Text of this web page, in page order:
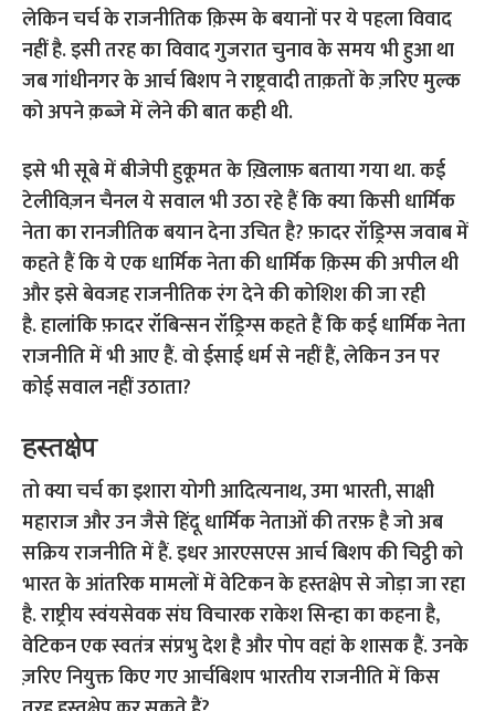
लेकिन चर्च के राजनीतिक क़िस्म के बयानों पर ये पहला विवाद
नहीं है. इसी तरह का विवाद गुजरात चुनाव के समय भी हुआ था
जब गांधीनगर के आर्च बिशप ने राष्ट्रवादी ताक़तों के ज़रिए मुल्क
को अपने क़ब्ज़े में लेने की बात कही थी.
इसे भी सूबे में बीजेपी हुकूमत के ख़िलाफ़ बताया गया था.कई
टेलीविज़न चैनल ये सवाल भी उठा रहे हैं कि क्या किसी धार्मिक
नेता का रानजीतिक बयान देना उचित है?फ़ादर रॉड्रिग्स जवाब में
कहते हैं कि ये एक धार्मिक नेता की धार्मिक क़िस्म की अपील थी
और इसे बेवजह राजनीतिक रंग देने की कोशिश की जा रही
है.हालांकि फ़ादर रॉबिन्सन रॉड्रिग्स कहते हैं कि कई धार्मिक नेता
राजनीति में भी आए हैं. वो ईसाई धर्म से नहीं हैं, लेकिन उन पर
कोई सवाल नहीं उठाता?
हस्तक्षेप
तो क्या चर्च का इशारा योगी आदित्यनाथ, उमा भारती, साक्षी
महाराज और उन जैसे हिंदू धार्मिक नेताओं की तरफ़ है जो अब
सक्रिय राजनीति में हैं.इधर आरएसएस आर्च बिशप की चिट्ठी को
भारत के आंतरिक मामलों में वेटिकन के हस्तक्षेप से जोड़ा जा रहा
है.राष्ट्रीय स्वंयसेवक संघ विचारक राकेश सिन्हा का कहना है,
वेटिकन एक स्वतंत्र संप्रभु देश है और पोप वहां के शासक हैं. उनके
ज़रिए नियुक्त किए गए आर्चबिशप भारतीय राजनीति में किस